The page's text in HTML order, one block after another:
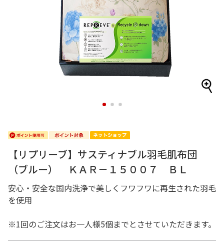
1 2 3
【リプリーブ】サスティナブル羽毛肌布団
（ブルー） ＫＡＲ－１５００７ ＢＬ
安心・安全な国内洗浄で美しくフワフワに再生された羽毛
を使用
※1回のご注文はお一人様5個までとさせていただきます。